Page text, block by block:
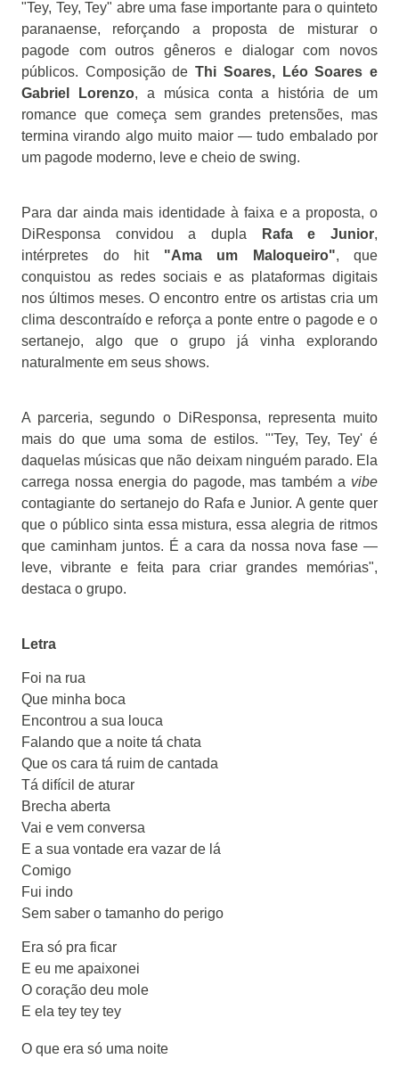
"Tey, Tey, Tey" abre uma fase importante para o quinteto
paranaense, reforçando a proposta de misturar o
pagode com outros gêneros e dialogar com novos
públicos. Composição deThi Soares, Léo Soares e
Gabriel Lorenzo, a música conta a história de um
romance que começa sem grandes pretensões, mas
termina virando algo muito maior — tudo embalado por
um pagode moderno, leve e cheio de swing.
Para dar ainda mais identidade à faixa e a proposta, o
DiResponsa convidou a dupla
Rafa e Junior,
intérpretes do hit "Ama um Maloqueiro", que
conquistou as redes sociais e as plataformas digitais
nos últimos meses. O encontro entre os artistas cria um
clima descontraído e reforça a ponte entre o pagode e o
sertanejo, algo que o grupo já vinha explorando
naturalmente em seus shows.
A parceria, segundo o DiResponsa, representa muito
mais do que uma soma de estilos. "'Tey, Tey, Tey' é
daquelas músicas que não deixam ninguém parado. Ela
carrega nossa energia do pagode, mas também a vibe
contagiante do sertanejo do Rafa e Junior. A gente quer
que o público sinta essa mistura, essa alegria de ritmos
que caminham juntos. É a cara da nossa nova fase —
leve, vibrante e feita para criar grandes memórias",
destaca o grupo.
Letra
Foi na rua
Que minha boca
Encontrou a sua louca
Falando que a noite tá chata
Que os cara tá ruim de cantada
Tá difícil de aturar
Brecha aberta
Vai e vem conversa
E a sua vontade era vazar de lá
Comigo
Fui indo
Sem saber o tamanho do perigo
Era só pra ficar
E eu me apaixonei
O coração deu mole
E ela tey tey tey
O que era só uma noite